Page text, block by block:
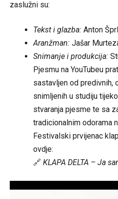
zaslužni su:
Tekst i glazba: Anton
Aranžman: Jašar
Snimanje i produkcija:
Pjesmu na YouTubeu
sastavljen od predivnih,
snimljenih u studiju
stvaranja pjesme te sa
tradicionalnim odorama
Festivalski prvijenac
ovdje:
🔗 KLAPA DELTA – Ja